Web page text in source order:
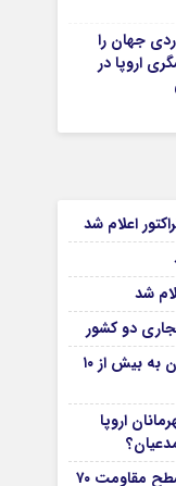
جهان را
اروپا در
اعلام شد
شد
دو کشور
افزایش شمار شهدا و مجروحان در لبنان به بیش از ۱۰
اروپا
بیت کوین به کانال دوم صعود کرد/ سطح مقاومت ۷۰